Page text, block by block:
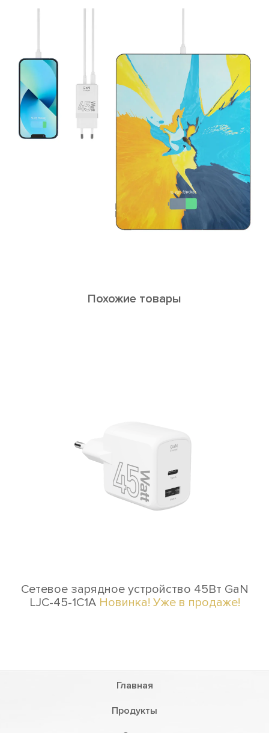
Похожие товары
Сетевое зарядное устройство 45Вт GaN
LJC-45-1C1A Новинка! Уже в продаже!
Главная
Продукты